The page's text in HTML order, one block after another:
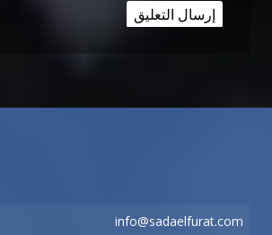
info@sadaelfurat.com